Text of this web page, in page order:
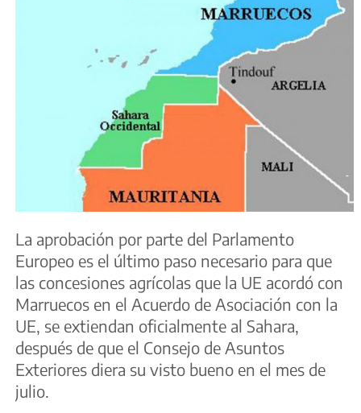
La aprobación por parte del Parlamento
Europeo es el último paso necesario para que
las concesiones agrícolas que la UE acordó con
Marruecos en el Acuerdo de Asociación con la
UE, se extiendan oficialmente al Sahara,
después de que el Consejo de Asuntos
Exteriores diera su visto bueno en el mes de
julio.